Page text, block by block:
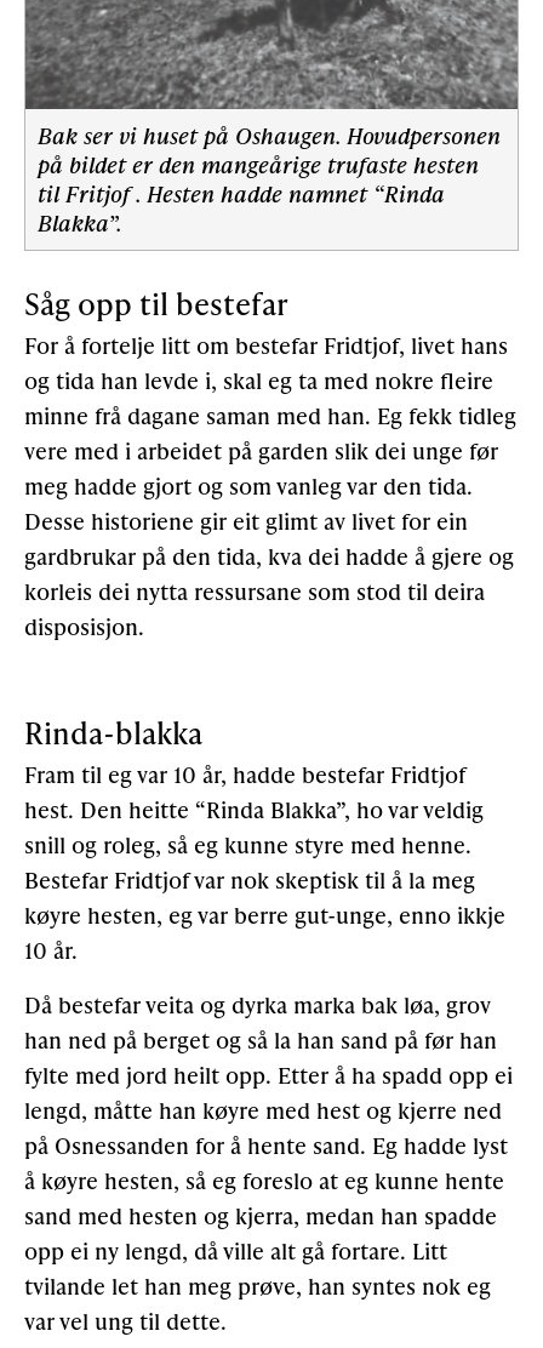
Bak ser vi huset på Oshaugen. Hovudpersonen
på bildet er den mangeårige trufaste hesten
til Fritjof . Hesten hadde namnet “Rinda
Blakka”.
Såg opp til bestefar
For å fortelje litt om bestefar Fridtjof, livet hans
og tida han levde i, skal eg ta med nokre fleire
minne frå dagane saman med han. Eg fekk tidleg
vere med i arbeidet på garden slik dei unge før
meg hadde gjort og som vanleg var den tida.
Desse historiene gir eit glimt av livet for ein
gardbrukar på den tida, kva dei hadde å gjere og
korleis dei nytta ressursane som stod til deira
disposisjon.
Rinda-blakka
Fram til eg var 10 år, hadde bestefar Fridtjof
hest. Den heitte “Rinda Blakka”, ho var veldig
snill og roleg, så eg kunne styre med henne.
Bestefar Fridtjof var nok skeptisk til å la meg
køyre hesten, eg var berre gut-unge, enno ikkje
10 år.
Då bestefar veita og dyrka marka bak løa, grov
han ned på berget og så la han sand på før han
fylte med jord heilt opp. Etter å ha spadd opp ei
lengd, måtte han køyre med hest og kjerre ned
på Osnessanden for å hente sand. Eg hadde lyst
å køyre hesten, så eg foreslo at eg kunne hente
sand med hesten og kjerra, medan han spadde
opp ei ny lengd, då ville alt gå fortare. Litt
tvilande let han meg prøve, han syntes nok eg
var vel ung til dette.